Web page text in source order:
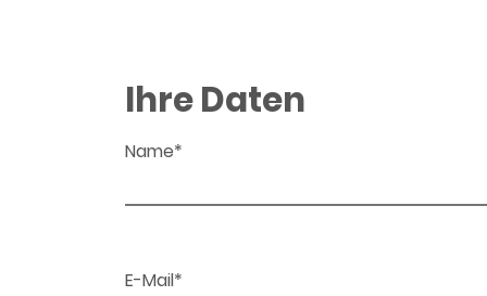
Ihre Daten
Name*
E-Mail*